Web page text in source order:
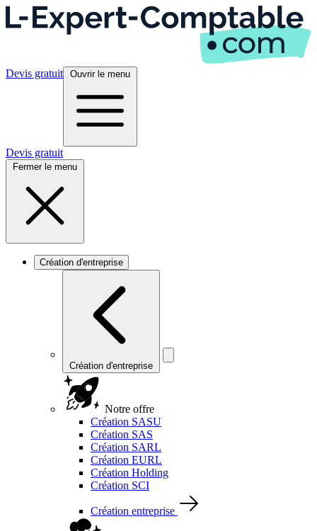
Devis gratuit Ouvrir le menu
Devis gratuit
Fermer le menu
Création d'entreprise
Création d'entreprise
Notre offre
Création SASU
Création SAS
Création SARL
Création EURL
Création Holding
Création SCI
Création entreprise